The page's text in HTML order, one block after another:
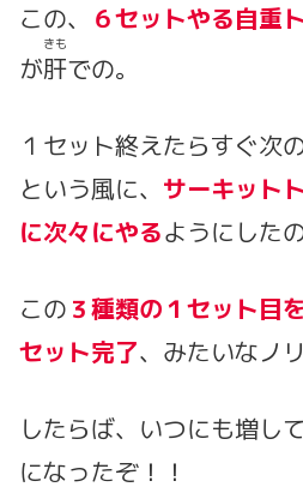
この、
６セットやる自重
が肝
きも
での。
１セット終えたらすぐ
という風に、 サーキット
に次々にやるようにした
この ３種類の１セット目
セット完了、みたいなノ
したらば、いつにも増し
になったぞ！！